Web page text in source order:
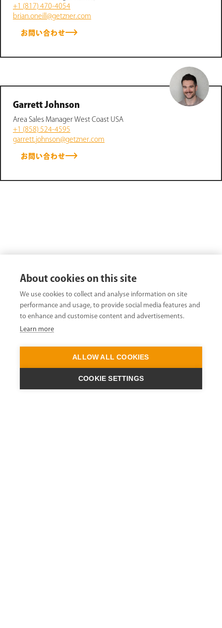
+1 (817) 470-4054
brian.oneill@getzner.com
お問い合わせ
Garrett Johnson
Area Sales Manager West Coast USA
+1 (858) 524-4595
garrett.johnson@getzner.com
お問い合わせ
About cookies on this site
We use cookies to collect and analyse information on site
performance and usage, to provide social media features and
to enhance and customise content and advertisements.
Learn more
ALLOW ALL COOKIES
COOKIE SETTINGS